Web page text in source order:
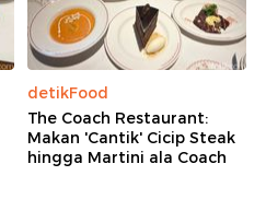
detikFood
The Coach Restaurant:
Makan 'Cantik' Cicip Steak
hingga Martini ala Coach